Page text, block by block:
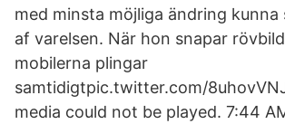
med minsta möjliga ändring kunna
af varelsen. När hon snapar
mobilerna plingar
samtidigtpic.twitter.com/
media could not be played. 7:44